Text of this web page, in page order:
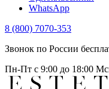
WhatsApp
8 (800) 7070-353
Звонок по России
Пн-Пт с 9:00 до 18:00